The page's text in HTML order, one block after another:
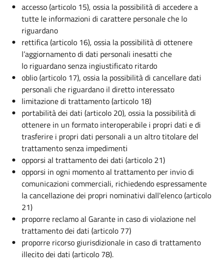
accesso (articolo 15), ossia la possibilità di accedere a
tutte le informazioni di carattere personale che lo
riguardano
rettifica (articolo 16), ossia la possibilità di ottenere
l’aggiornamento di dati personali inesatti che
lo riguardano senza ingiustificato ritardo
oblio (articolo 17), ossia la possibilità di cancellare dati
personali che riguardano il diretto interessato
limitazione di trattamento (articolo 18)
portabilità dei dati (articolo 20), ossia la possibilità di
ottenere in un formato interoperabile i propri dati e di
trasferire i propri dati personali a un altro titolare del
trattamento senza impedimenti
opporsi al trattamento dei dati (articolo 21)
opporsi in ogni momento al trattamento per invio di
comunicazioni commerciali, richiedendo espressamente
la cancellazione dei propri nominativi dall'elenco (articolo
21)
proporre reclamo al Garante in caso di violazione nel
trattamento dei dati (articolo 77)
proporre ricorso giurisdizionale in caso di trattamento
illecito dei dati (articolo 78).